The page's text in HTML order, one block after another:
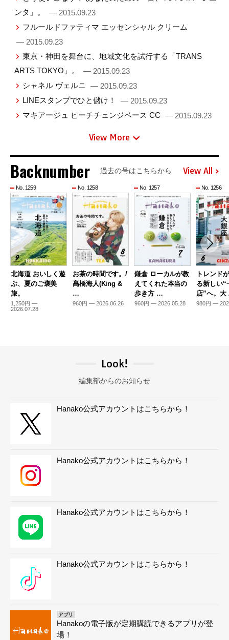
ンタ」。
— 2015.09.23
フルールドファティマ エッセンシャル クリーム
— 2015.09.23
東京・神田を舞台に、地域文化を試行する「TRANS
ARTS TOKYO」。
— 2015.09.23
シャネル ヴェルニ — 2015.09.23
LINEスタンプでひと儲け！
— 2015.09.23
マキアージュ ピーチチェンジベース CC — 2015.09.23
View More
Backnumber 過去の号はこちらから View All
No. 1259
北海道 おいしく遊
ぶ、夏のご褒美
旅。
1,250円 —
2026.07.28
No. 1258
お茶の時間です。/
髙橋海人(King &
…
960円 — 2026.06.26
No. 1257
鎌倉 ローカルが教
えてくれた本当の
歩き方 …
960円 — 2026.05.28
No. 1256
トレンド
る新しい“
店”へ。
980円 —
Look!
編集部からのお知らせ
Hanako公式アカウントはこちらから！
Hanako公式アカウントはこちらから！
Hanako公式アカウントはこちらから！
Hanako公式アカウントはこちらから！
アプリ
Hanakoの電子版が定期購読できるアプリが登
場！